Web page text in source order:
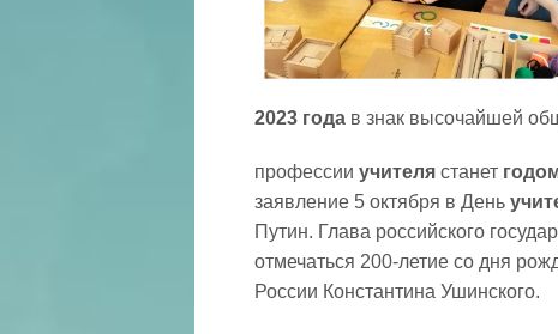
2023 года в знак высочайшей
профессии учителя станет
заявление 5 октября в День
Путин. Глава российского
отмечаться 200-летие со дня
России Константина Ушинского.